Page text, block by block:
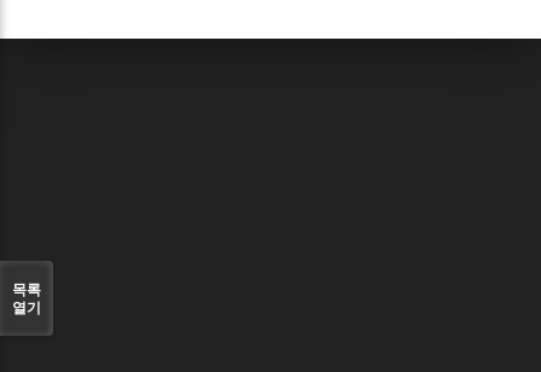
목록
열기
Sketchbook5, 스케치북5
Sketchbook5, 스케치북5